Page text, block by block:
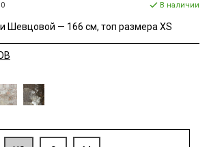
В наличии
Шевцовой — 166 см, топ размера XS